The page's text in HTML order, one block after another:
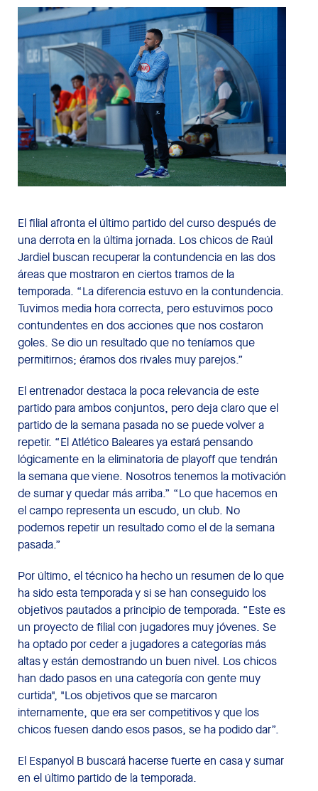
El filial afronta el último partido del curso después de
una derrota en la última jornada. Los chicos de Raúl
Jardiel buscan recuperar la contundencia en las dos
áreas que mostraron en ciertos tramos de la
temporada. “La diferencia estuvo en la contundencia.
Tuvimos media hora correcta, pero estuvimos poco
contundentes en dos acciones que nos costaron
goles. Se dio un resultado que no teníamos que
permitirnos; éramos dos rivales muy parejos.”
El entrenador destaca la poca relevancia de este
partido para ambos conjuntos, pero deja claro que el
partido de la semana pasada no se puede volver a
repetir. “El Atlético Baleares ya estará pensando
lógicamente en la eliminatoria de playoff que tendrán
la semana que viene. Nosotros tenemos la motivación
de sumar y quedar más arriba.” “Lo que hacemos en
el campo representa un escudo, un club. No
podemos repetir un resultado como el de la semana
pasada.”
Por último, el técnico ha hecho un resumen de lo que
ha sido esta temporada y si se han conseguido los
objetivos pautados a principio de temporada. “Este es
un proyecto de filial con jugadores muy jóvenes. Se
ha optado por ceder a jugadores a categorías más
altas y están demostrando un buen nivel. Los chicos
han dado pasos en una categoría con gente muy
curtida", "Los objetivos que se marcaron
internamente, que era ser competitivos y que los
chicos fuesen dando esos pasos, se ha podido dar”.
El Espanyol B buscará hacerse fuerte en casa y sumar
en el último partido de la temporada.